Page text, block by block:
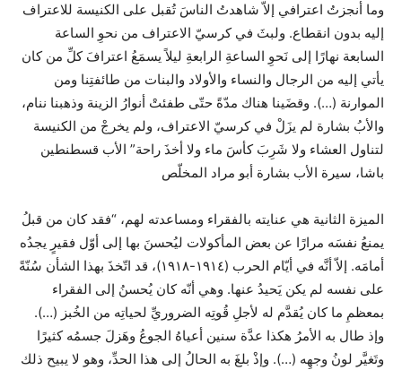
وما أنجزتُ اعترافي إلاّ شاهدتُ الناسَ تُقبل على الكنيسة للاعتراف
إليه بدون انقطاع. ولبثَ في كرسيّ الاعتراف من نحوِ الساعة
السابعة نهارًا إلى نَحوِ الساعةِ الرابعةِ ليلاً يسمَعُ اعترافَ كلِّ من كان
يأتي إليه من الرجال والنساء والأولاد والبنات من طائفتِنا ومن
الموارنة (…). وقضَينا هناك مدّةً حتّى طفئتْ أنوارُ الزينة وذهبنا ننام،
والأبُ بشارة لم يزَلْ في كرسيّ الاعتراف، ولم يخرجْ من الكنيسة
لتناول العشاء ولا شَرِبَ كأسَ ماء ولا أخذَ راحة” الأب قسطنطين
باشا، سيرة الأب بشارة أبو مراد المخلّص
الميزة الثانية هي عنايته بالفقراء ومساعدته لهم، “فقد كان من قبلُ
يمنعُ نفسَه مرارًا عن بعض المأكولات ليُحسنَ بها إلى أوّل فقيرٍ يجدُه
أمامَه. إلاّ أنَّه في أيّام الحرب (١٩١٤-١٩١٨)، قد اتّخذَ بهذا الشأن سُنّةً
على نفسه لم يكن يَحيدُ عنها. وهي أنّه كان يُحسنُ إلى الفقراء
بمعظمِ ما كان يُقدَّم له لأجلِ قُوتِه الضروريِّ لحياتِه من الخُبز (…).
وإذ طال به الأمرُ هكذا عدَّة سنين أعياهُ الجوعُ وهَزلَ جسمُه كثيرًا
وتَغيَّر لونُ وجهِه (…). وإذْ بلغَ به الحالُ إلى هذا الحدِّ، وهو لا يبيح ذلك